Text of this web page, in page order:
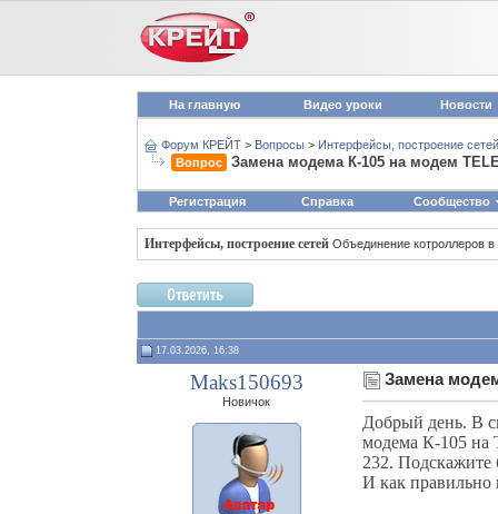
На главную Видео уроки Новости
Форум КРЕЙТ > Вопросы > Интерфейсы, построение сетей
Вопрос
Замена модема К-105 на модем
Регистрация Справка Сообщество
Интерфейсы, построение сетей Объединение котроллеров
17.03.2026, 16:38
Maks150693
Новичок
Замена
Добрый день. В
модема К-105 на
232. Подскажите
И как